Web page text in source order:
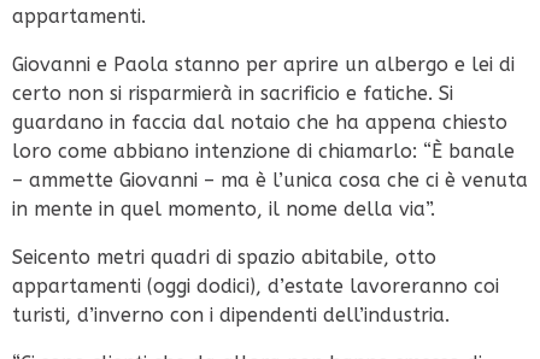
appartamenti.
Giovanni e Paola stanno per aprire un albergo e lei di
certo non si risparmierà in sacrificio e fatiche. Si
guardano in faccia dal notaio che ha appena chiesto
loro come abbiano intenzione di chiamarlo: “È banale
– ammette Giovanni – ma è l’unica cosa che ci è venuta
in mente in quel momento, il nome della via”.
Seicento metri quadri di spazio abitabile, otto
appartamenti (oggi dodici), d’estate lavoreranno coi
turisti, d’inverno con i dipendenti dell’industria.